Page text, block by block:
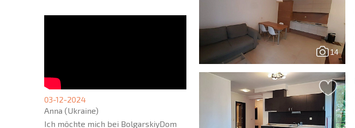
03-12-2024
Anna (Ukraine)
Ich möchte mich bei BolgarskiyDom
14